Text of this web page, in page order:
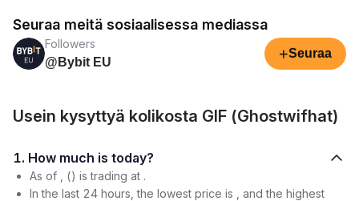
Seuraa meitä sosiaalisessa mediassa
Followers
@Bybit EU
+Seuraa
Usein kysyttyä kolikosta GIF (Ghostwifhat)
1. How much is today?
As of , () is trading at .
In the last 24 hours, the lowest price is , and the highest